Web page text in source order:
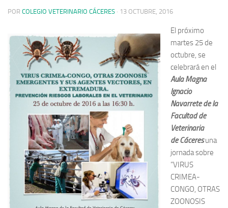
POR COLEGIO VETERINARIO CÁCERES · 13 OCTUBRE, 2016
El próximo
martes 25 de
octubre, se
celebrará en el
Aula Magna
Ignacio
Navarrete de la
Facultad de
Veterinaria
de Cáceresuna
jornada sobre
”VIRUS
CRIMEA-
CONGO, OTRAS
ZOONOSIS